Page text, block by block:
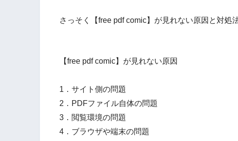
さっそく【free pdf comic】が見れない原因と対処
【free pdf comic】が見れない原因
1．サイト側の問題
2．PDFファイル自体の問題
3．閲覧環境の問題
4．ブラウザや端末の問題